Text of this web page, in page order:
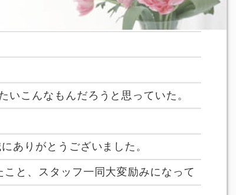
こんなもんだろうと思っていた。
ありがとうございました。
と、スタッフ一同大変励みになって